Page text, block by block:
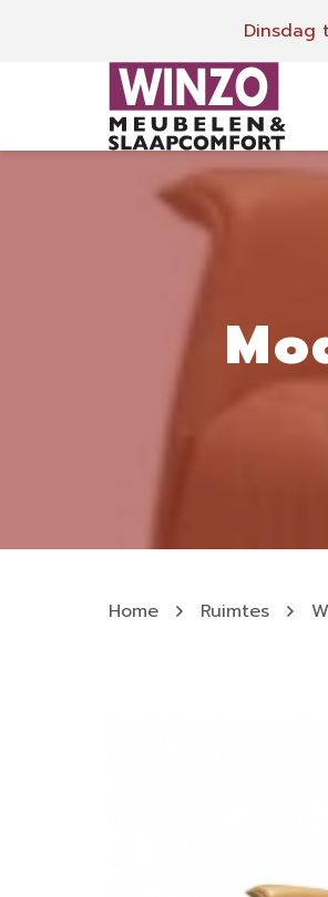
Dinsdag
Home Ruimtes